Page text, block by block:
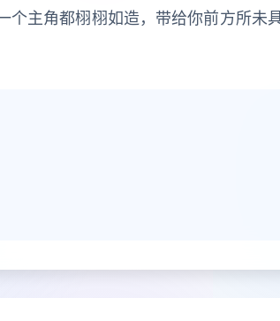
主角都栩栩如造，带给你前方所未